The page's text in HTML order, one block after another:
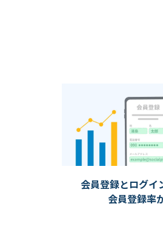
会員登録とログイ
会員登録率